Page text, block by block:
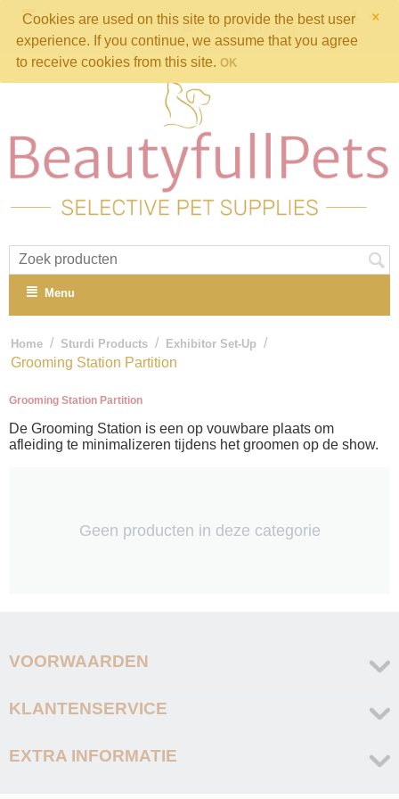
×
Cookies are used on this site to provide the best user
experience. If you continue, we assume that you agree
to receive cookies from this site. OK
Winkelwagen is leeg
Menu
Home / Sturdi Products / Exhibitor Set-Up /
Grooming Station Partition
Grooming Station Partition
De Grooming Station is een op vouwbare plaats om
afleiding te minimalizeren tijdens het groomen op de show.
Geen producten in deze categorie
VOORWAARDEN
KLANTENSERVICE
EXTRA INFORMATIE